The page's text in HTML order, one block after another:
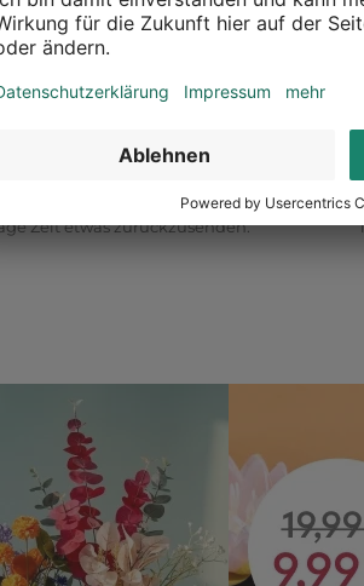
Rückgaberecht
Kein Problem, wir geben dir
Zeit etwas zurückzusenden.